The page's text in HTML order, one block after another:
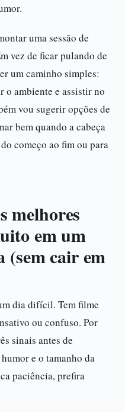
uma sessão de
vez de ficar pulando de
um caminho simples:
o ambiente e assistir no
vou sugerir opções de
bem quando a cabeça
começo ao fim ou para
melhores
em um
(sem cair em
dia difícil. Tem filme
ou confuso. Por
sinais antes de
e o tamanho da
paciência, prefira